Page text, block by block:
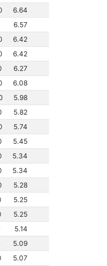
6.64
6.57
6.42
6.42
6.27
6.08
5.98
5.82
5.74
5.45
5.34
5.34
5.28
5.25
5.25
5.14
5.09
5.07